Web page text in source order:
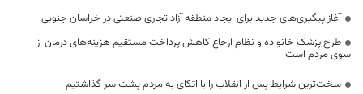
آغاز پیگیری‌های جدید برای ایجاد منطقه آزاد تجاری صنعتی در خراسان جنوبی
طرح پزشک خانواده و نظام ارجاع کاهش پرداخت مستقیم هزینه‌های درمان از
سوی مردم است
سخت‌ترین شرایط پس از انقلاب را با اتکای به مردم پشت سر گذاشتیم